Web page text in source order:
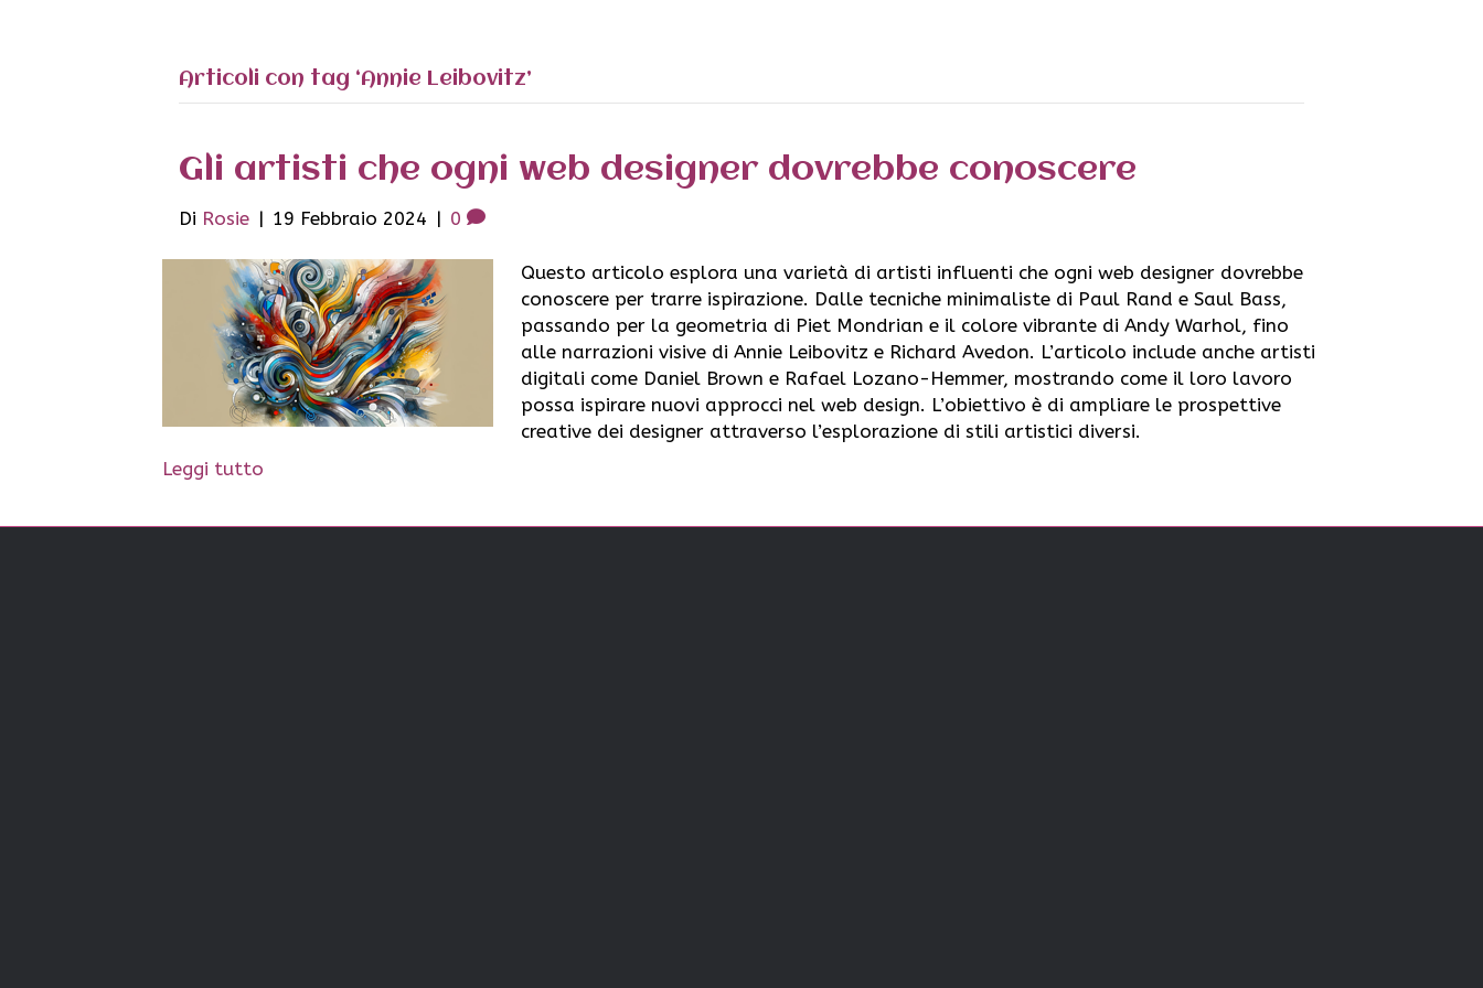
Articoli con tag ‘Annie Leibovitz’
Gli artisti che ogni web designer dovrebbe conoscere
Di Rosie | 19 Febbraio 2024 | 0
Questo articolo esplora una varietà di artisti influenti che ogni web designer dovrebbe
conoscere per trarre ispirazione. Dalle tecniche minimaliste di Paul Rand e Saul Bass,
passando per la geometria di Piet Mondrian e il colore vibrante di Andy Warhol, fino
alle narrazioni visive di Annie Leibovitz e Richard Avedon. L’articolo include anche artisti
digitali come Daniel Brown e Rafael Lozano-Hemmer, mostrando come il loro lavoro
possa ispirare nuovi approcci nel web design. L’obiettivo è di ampliare le prospettive
creative dei designer attraverso l’esplorazione di stili artistici diversi.
Leggi tutto